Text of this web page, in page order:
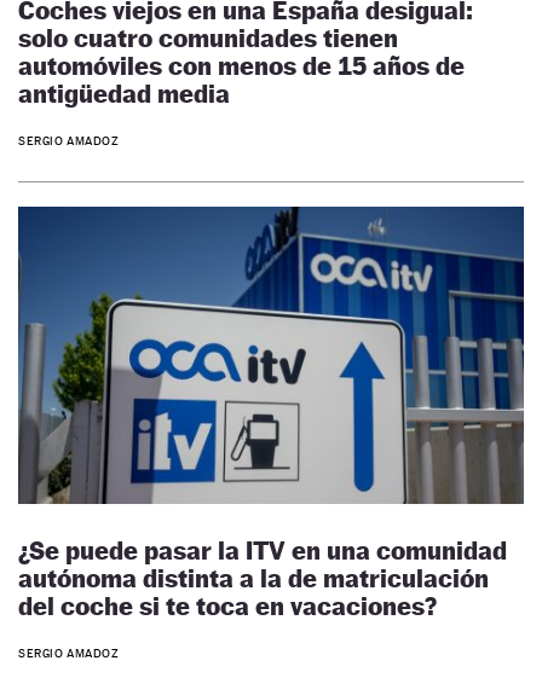
Coches viejos en una España desigual:
solo cuatro comunidades tienen
automóviles con menos de 15 años de
antigüedad media
SERGIO AMADOZ
¿Se puede pasar la ITV en una comunidad
autónoma distinta a la de matriculación
del coche si te toca en vacaciones?
SERGIO AMADOZ